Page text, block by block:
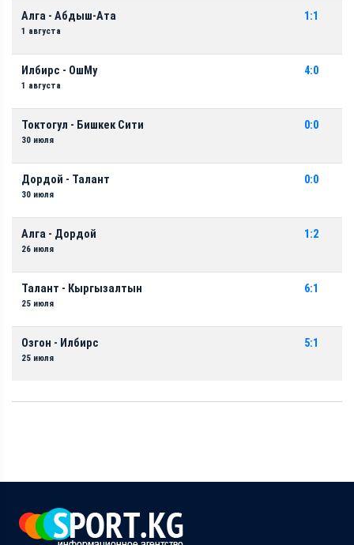
Алга - Абдыш-Ата
1 августа
1:1
Илбирс - ОшМу
1 августа
4:0
Токтогул - Бишкек Сити
30 июля
0:0
Дордой - Талант
30 июля
0:0
Алга - Дордой
26 июля
1:2
Талант - Кыргызалтын
25 июля
6:1
Озгон - Илбирс
25 июля
5:1